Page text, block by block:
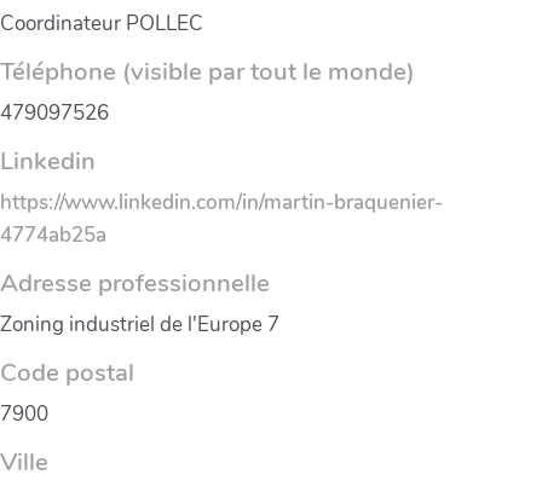
Coordinateur POLLEC
Téléphone (visible par tout le monde)
479097526
Linkedin
https://www.linkedin.com/in/martin-braquenier-
4774ab25a
Adresse professionnelle
Zoning industriel de l'Europe 7
Code postal
7900
Ville